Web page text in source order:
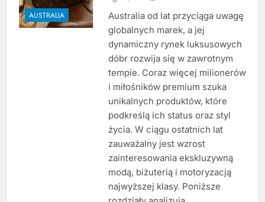
AUSTRALIA
Australia od lat przyciąga uwagę
globalnych marek, a jej
dynamiczny rynek luksusowych
dóbr rozwija się w zawrotnym
tempie. Coraz więcej milionerów
i miłośników premium szuka
unikalnych produktów, które
podkreślą ich status oraz styl
życia. W ciągu ostatnich lat
zauważalny jest wzrost
zainteresowania ekskluzywną
modą, biżuterią i motoryzacją
najwyższej klasy. Poniższe